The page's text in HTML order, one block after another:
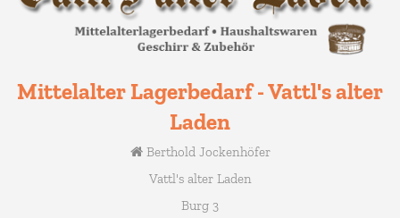
Mittelalter Lagerbedarf - Vattl's alter
Laden
Berthold Jockenhöfer
Vattl's alter Laden
Burg 3